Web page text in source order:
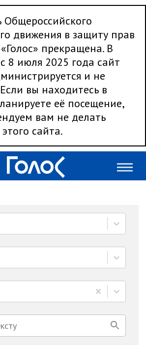
Общероссийского
движения в защиту прав
прекращена. В
8 июля 2025 года сайт
и не
вы находитесь в
её посещение,
вам не делать
сайта.